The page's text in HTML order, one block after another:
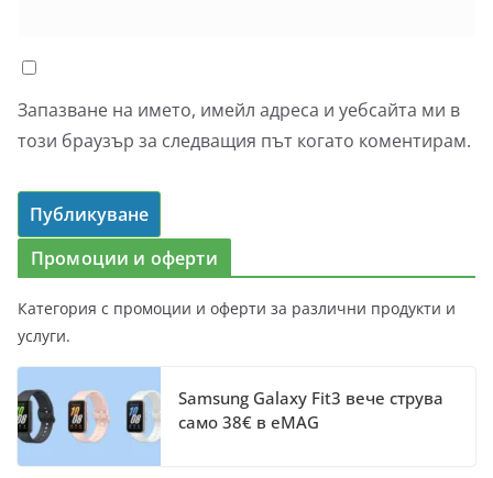
Запазване на името, имейл адреса и уебсайта ми в
този браузър за следващия път когато коментирам.
Промоции и оферти
Категория с промоции и оферти за различни продукти и
услуги.
Samsung Galaxy Fit3 вече струва
само 38€ в eMAG